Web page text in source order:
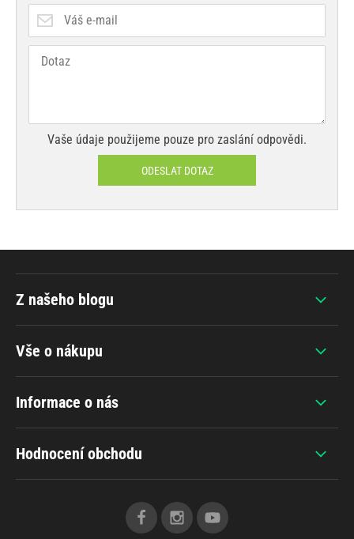
Vaše údaje použijeme pouze pro zaslání odpovědi.
ODESLAT DOTAZ
Vše o nákupu
Informace o nás
Hodnocení obchodu
Z našeho blogu